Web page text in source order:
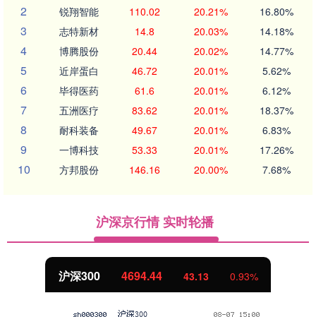
2 锐翔智能 110.02 20.21% 16.80%
3 志特新材 14.8 20.03% 14.18%
4 博腾股份 20.44 20.02% 14.77%
5 近岸蛋白 46.72 20.01% 5.62%
6 毕得医药 61.6 20.01% 6.12%
7 五洲医疗 83.62 20.01% 18.37%
8 耐科装备 49.67 20.01% 6.83%
9 一博科技 53.33 20.01% 17.26%
10 方邦股份 146.16 20.00% 7.68%
沪深京行情 实时轮播
0.93% 北证50 1134.24